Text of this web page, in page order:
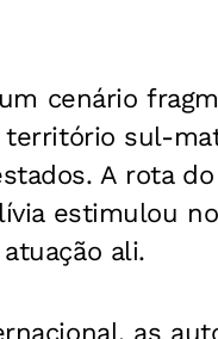
cenário
sul-
A rota
estimulou
ali.
as